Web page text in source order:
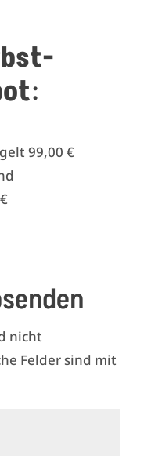
:
99,00 €
nicht
Felder sind mit